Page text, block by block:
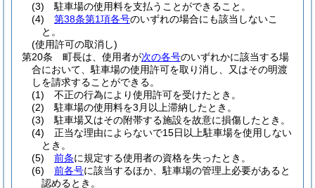
(3)
駐車場の使用料を支払うことができること。
(4)
第38条第1項各号のいずれの場合にも該当しないこ
と。
(使用許可の取消し)
第20条
町長は、使用者が次の各号のいずれかに該当する場
合において、駐車場の使用許可を取り消し、又はその明渡
しを請求することができる。
(1)
不正の行為により使用許可を受けたとき。
(2)
駐車場の使用料を3月以上滞納したとき。
(3)
駐車場又はその附帯する施設を故意に損傷したとき。
(4)
正当な理由によらないで15日以上駐車場を使用しない
とき。
(5)
前条に規定する使用者の資格を失ったとき。
(6)
前各号に該当するほか、駐車場の管理上必要があると
認めるとき。